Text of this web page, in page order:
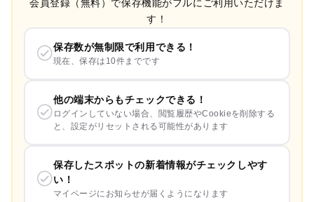
会員登録（無料）で保存機能がフルにご利用いただけま
す！
保存数が無制限で利用できる！
現在、保存は10件までです
他の端末からもチェックできる！
ログインしていない場合、閲覧履歴やCookieを削除する
と、設定がリセットされる可能性があります
保存したスポットの新着情報がチェックしやす
い！
マイページにお知らせが届くようになります